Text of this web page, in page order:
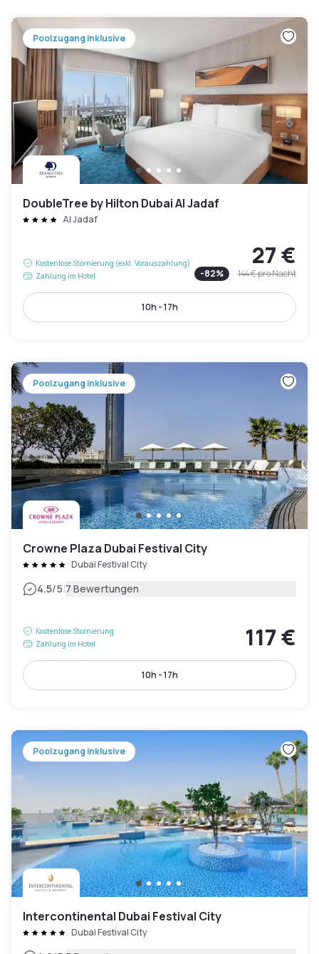
Poolzugang inklusive
DoubleTree by Hilton Dubai Al Jadaf
Al Jadaf
Kostenlose Stornierung (exkl. Vorauszahlung)
Zahlung im Hotel
27 €
-82% 144 €pro Nacht
10h - 17h
Poolzugang inklusive
Crowne Plaza Dubai Festival City
Dubai Festival City
4.5/5|7 Bewertungen
Kostenlose Stornierung
Zahlung im Hotel
117 €
10h - 17h
Poolzugang inklusive
Intercontinental Dubai Festival City
Dubai Festival City